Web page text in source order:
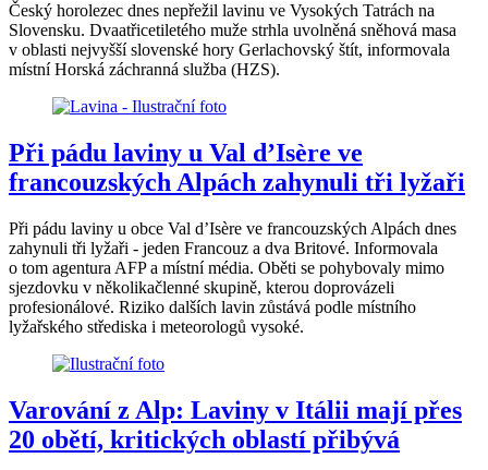
Český horolezec dnes nepřežil lavinu ve Vysokých Tatrách na
Slovensku. Dvaatřicetiletého muže strhla uvolněná sněhová masa
v oblasti nejvyšší slovenské hory Gerlachovský štít, informovala
místní Horská záchranná služba (HZS).
Při pádu laviny u Val d’Isère ve
francouzských Alpách zahynuli tři lyžaři
Při pádu laviny u obce Val d’Isère ve francouzských Alpách dnes
zahynuli tři lyžaři - jeden Francouz a dva Britové. Informovala
o tom agentura AFP a místní média. Oběti se pohybovaly mimo
sjezdovku v několikačlenné skupině, kterou doprovázeli
profesionálové. Riziko dalších lavin zůstává podle místního
lyžařského střediska i meteorologů vysoké.
Varování z Alp: Laviny v Itálii mají přes
20 obětí, kritických oblastí přibývá